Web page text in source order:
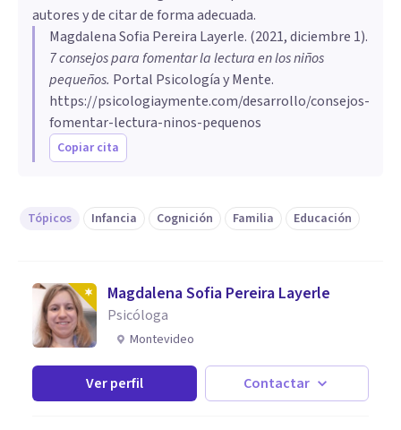
autores y de citar de forma adecuada.
Magdalena Sofia Pereira Layerle. (2021, diciembre 1).
7 consejos para fomentar la lectura en los niños
pequeños. Portal Psicología y Mente.
https://psicologiaymente.com/desarrollo/consejos-
fomentar-lectura-ninos-pequenos
Copiar cita
Tópicos Infancia Cognición Familia Educación
Magdalena Sofia Pereira Layerle
Psicóloga
Montevideo
Ver perfil Contactar